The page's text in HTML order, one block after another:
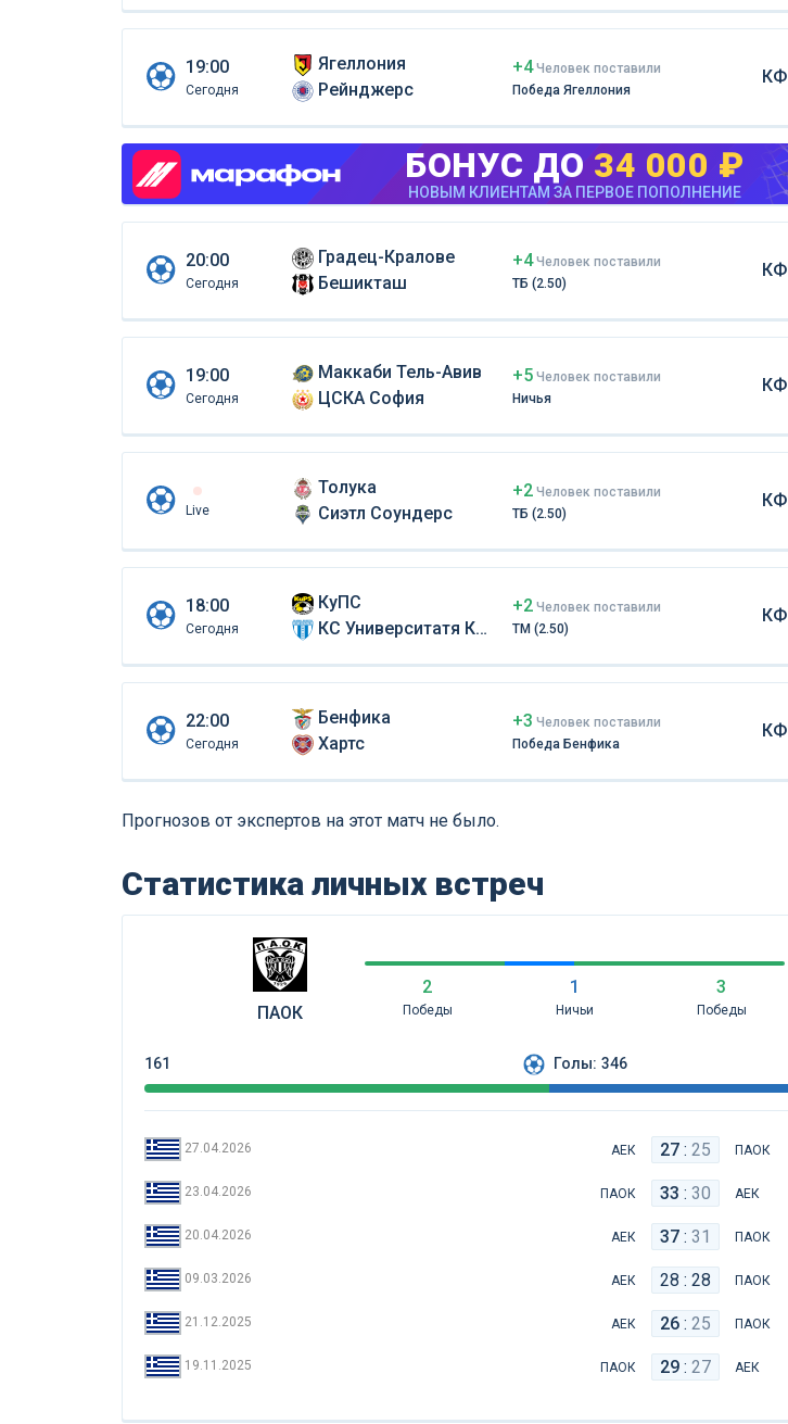
19:00
Сегодня
Ягеллония
Рейнджерс
+4 Человек поставили
Победа Ягеллония
КФ
БОНУС ДО 34 000 ₽
НОВЫМ КЛИЕНТАМ ЗА ПЕРВОЕ ПОПОЛНЕНИЕ
20:00
Сегодня
Градец-Кралове
Бешикташ
+4 Человек поставили
ТБ (2.50)
КФ
19:00
Сегодня
Маккаби Тель-Авив
ЦСКА София
+5 Человек поставили
Ничья
КФ
Live
Толука
Сиэтл Соундерс
+2 Человек поставили
ТБ (2.50)
КФ
18:00
Сегодня
КуПС
КС Университатя Крайова
+2 Человек поставили
ТМ (2.50)
КФ
22:00
Сегодня
Бенфика
Хартс
+3 Человек поставили
Победа Бенфика
КФ
Прогнозов от экспертов на этот матч не было.
Статистика личных встреч
ПАОК
2
Победы
1
Ничьи
3
Победы
161 Голы: 346
27.04.2026 АЕК 27: 25 ПАОК
23.04.2026 ПАОК 33 : 30 АЕК
20.04.2026 АЕК 37: 31 ПАОК
09.03.2026 АЕК 28 : 28 ПАОК
21.12.2025 АЕК 26: 25 ПАОК
19.11.2025 ПАОК 29: 27 АЕК